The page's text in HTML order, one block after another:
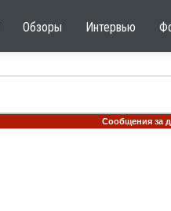
Обзоры Интервью
Сообщения за